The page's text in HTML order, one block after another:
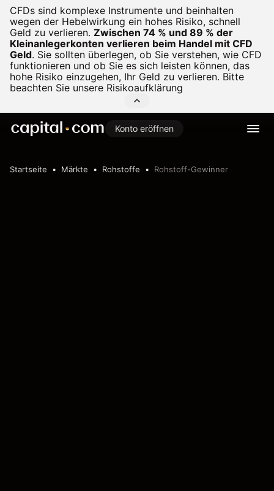
CFDs sind komplexe Instrumente und beinhalten
wegen der Hebelwirkung ein hohes Risiko, schnell
Geld zu verlieren. Zwischen 74 % und 89 % der
Kleinanlegerkonten verlieren beim Handel mit CFD
Geld. Sie sollten überlegen, ob Sie verstehen, wie CFD
funktionieren und ob Sie es sich leisten können, das
hohe Risiko einzugehen, Ihr Geld zu verlieren. Bitte
beachten Sie unsere Risikoaufklärung
Konto eröffnen
Startseite Märkte Rohstoffe Rohstoff-Gewinner